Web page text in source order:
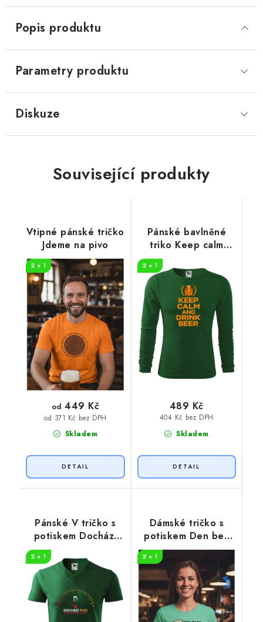
Popis produktu
Parametry produktu
Diskuze
Související produkty
Vtipné pánské tričko
Jdeme na pivo
2 + 1
Skladem
od 371 Kč bez DPH
od 449 Kč
Pánské bavlněné
triko Keep calm
2 + 1
Skladem
404 Kč bez DPH
489 Kč
Pánské V tričko s
potiskem Dochází
2 + 1
Dámské tričko s
potiskem Den bez
piva
2 + 1